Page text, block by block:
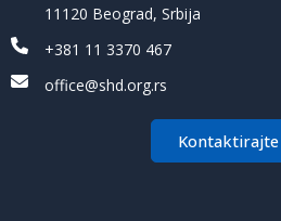
11120 Beograd, Srbija
+381 11 3370 467
office@shd.org.rs
Kontaktirajte